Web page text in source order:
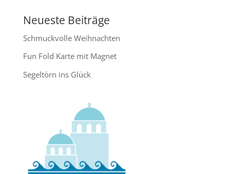
Neueste Beiträge
Schmuckvolle Weihnachten
Fun Fold Karte mit Magnet
Segeltörn ins Glück